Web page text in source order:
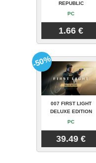
REPUBLIC
PC
1.66 €
007 FIRST LIGHT
DELUXE EDITION
PC
39.49 €
-50%